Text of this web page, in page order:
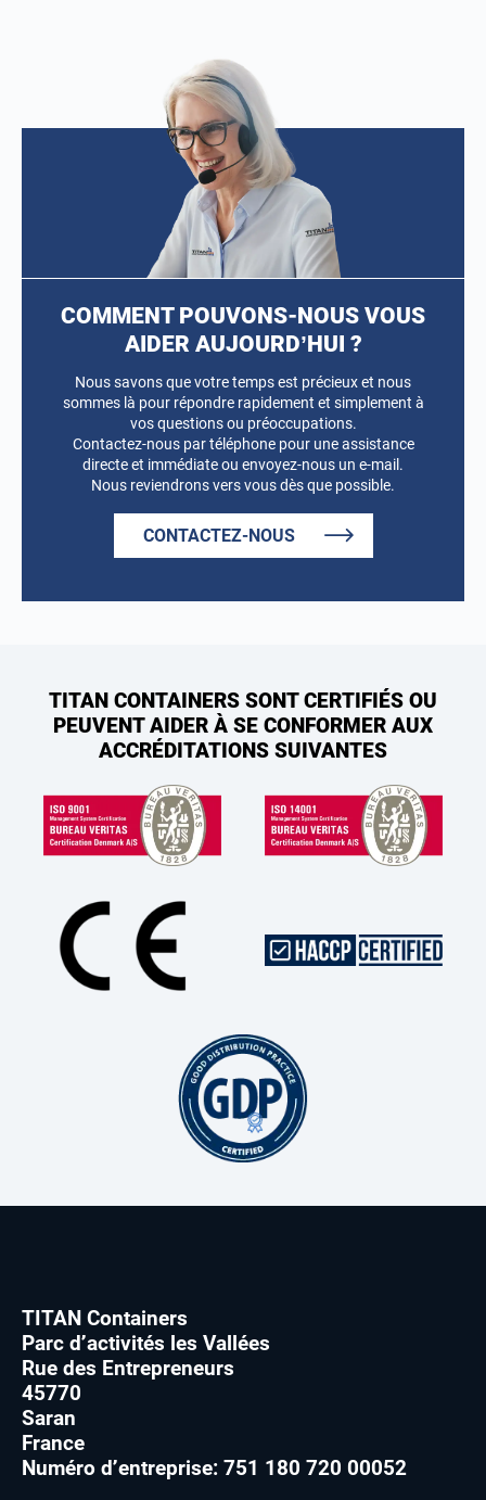
ORLÉANS SELF-STOCKAGE
(4) Avis Google
Parc d’Activités des ValléesSaran, 45770
TREMBLAY-EN-FRANCE SELF-STOCKAGE
(4,3)
23 rue Henri Farman Tremblay-en-France, 93290
TOUS LES DÉTAILS
COMMENT POUVONS-NOUS VOUS
AIDER AUJOURD’HUI ?
Nous savons que votre temps est précieux et nous
sommes là pour répondre rapidement et simplement à
vos questions ou préoccupations.
Contactez-nous par téléphone pour une assistance
directe et immédiate ou envoyez-nous un e-mail.
Nous reviendrons vers vous dès que possible.
CONTACTEZ-NOUS
TITAN CONTAINERS SONT CERTIFIÉS OU
PEUVENT AIDER À SE CONFORMER AUX
ACCRÉDITATIONS SUIVANTES
TITAN Containers
Parc d’activités les Vallées
Rue des Entrepreneurs
45770
Saran
France
Numéro d’entreprise: 751 180 720 00052